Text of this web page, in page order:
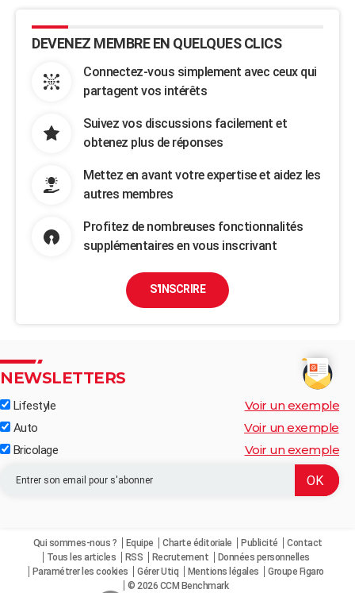
DEVENEZ MEMBRE EN QUELQUES CLICS
Connectez-vous simplement avec ceux qui
partagent vos intérêts
Suivez vos discussions facilement et
obtenez plus de réponses
Mettez en avant votre expertise et aidez les
autres membres
Profitez de nombreuses fonctionnalités
supplémentaires en vous inscrivant
S'INSCRIRE
NEWSLETTERS
Lifestyle Voir un exemple
Auto Voir un exemple
Bricolage Voir un exemple
Qui sommes-nous ? Equipe Charte éditoriale Publicité
Contact
Tous les articles
RSS Recrutement
Données personnelles
Paramétrer les cookies
Gérer Utiq Mentions légales
Groupe Figaro
© 2026 CCM Benchmark